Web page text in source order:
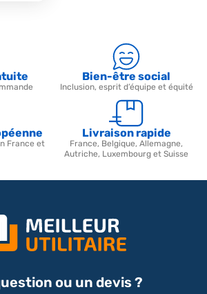
Bien-être social
Inclusion, esprit d’équipe et équité
France et
Livraison rapide
France, Belgique, Allemagne,
Autriche, Luxembourg et Suisse
ou un devis ?